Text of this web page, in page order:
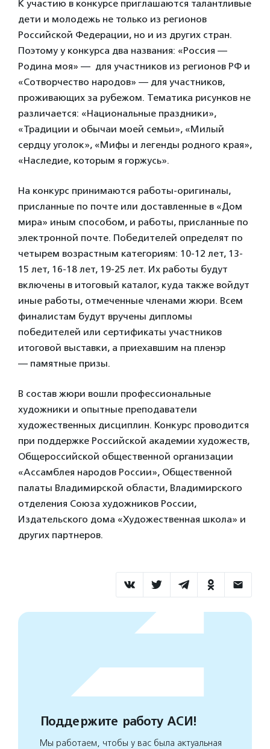
К участию в конкурсе приглашаются талантливые
дети и молодежь не только из регионов
Российской Федерации, но и из других стран.
Поэтому у конкурса два названия: «Россия —
Родина моя» — для участников из регионов РФ и
«Сотворчество народов» — для участников,
проживающих за рубежом. Тематика рисунков не
различается: «Национальные праздники»,
«Традиции и обычаи моей семьи», «Милый
сердцу уголок», «Мифы и легенды родного края»,
«Наследие, которым я горжусь».
На конкурс принимаются работы-оригиналы,
присланные по почте или доставленные в «Дом
мира» иным способом, и работы, присланные по
электронной почте. Победителей определят по
четырем возрастным категориям: 10-12 лет, 13-
15 лет, 16-18 лет, 19-25 лет. Их работы будут
включены в итоговый каталог, куда также войдут
иные работы, отмеченные членами жюри. Всем
финалистам будут вручены дипломы
победителей или сертификаты участников
итоговой выставки, а приехавшим на пленэр
— памятные призы.
В состав жюри вошли профессиональные
художники и опытные преподаватели
художественных дисциплин. Конкурс проводится
при поддержке Российской академии художеств,
Общероссийской общественной организации
«Ассамблея народов России», Общественной
палаты Владимирской области, Владимирского
отделения Союза художников России,
Издательского дома «Художественная школа» и
других партнеров.
Поддержите работу АСИ!
Мы работаем, чтобы у вас была актуальная